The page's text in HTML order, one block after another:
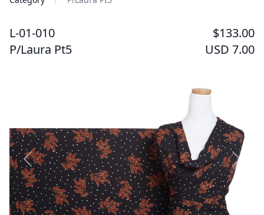
L-01-010
$133.00
P/Laura Pt5
USD 7.00